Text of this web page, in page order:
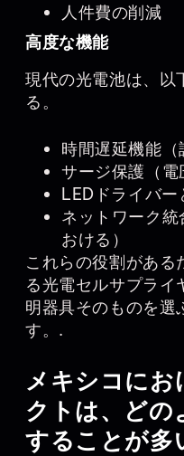
人件費の削減
高度な機能
現代の光電池は、以
る。
時間遅延機能（
サージ保護（電
LEDドライバー
ネットワーク
おける）
これらの役割がある
る光電セルサプライ
明器具そのものを選
す。.
メキシコにお
クトは、どの
することが多